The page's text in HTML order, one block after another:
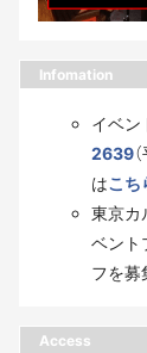
Infomation
イベン
2639
はこち
東京カ
ベント
フを募
Access